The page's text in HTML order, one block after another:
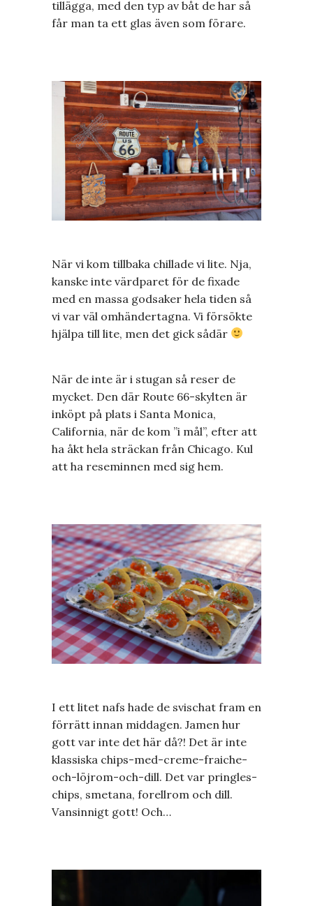
tillägga, med den typ av båt de har så
får man ta ett glas även som förare.
När vi kom tillbaka chillade vi lite. Nja,
kanske inte värdparet för de fixade
med en massa godsaker hela tiden så
vi var väl omhändertagna. Vi försökte
hjälpa till lite, men det gick sådär
När de inte är i stugan så reser de
mycket. Den där Route 66-skylten är
inköpt på plats i Santa Monica,
California, när de kom ”i mål”, efter att
ha åkt hela sträckan från Chicago. Kul
att ha reseminnen med sig hem.
I ett litet nafs hade de svischat fram en
förrätt innan middagen. Jamen hur
gott var inte det här då?! Det är inte
klassiska chips-med-creme-fraiche-
och-löjrom-och-dill. Det var pringles-
chips, smetana, forellrom och dill.
Vansinnigt gott! Och…